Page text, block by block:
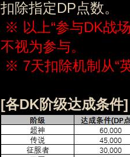
扣除指定DP点数。
※ 以上“参与DK战
不视为参与。
※ 7天扣除机制从“
[各DK阶级达成条件]